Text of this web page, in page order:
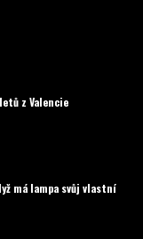
z Valencie
má lampa svůj vlastní